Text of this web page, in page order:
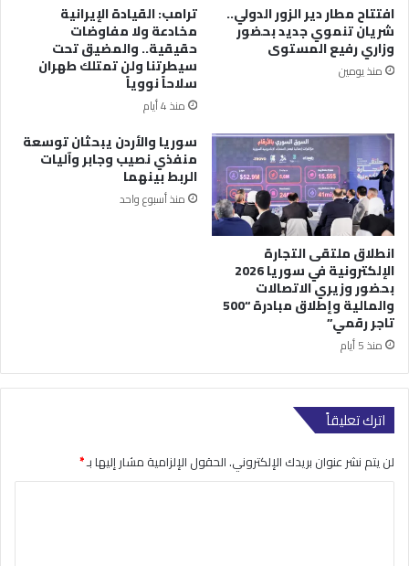
افتتاح مطار دير الزور الدولي..
شريان تنموي جديد بحضور
وزاري رفيع المستوى
منذ يومين
ترامب: القيادة الإيرانية
مخادعة ولا مفاوضات
حقيقية.. والمضيق تحت
سيطرتنا ولن تمتلك طهران
سلاحاً نووياً
منذ 4 أيام
انطلاق ملتقى التجارة
الإلكترونية في سوريا 2026
بحضور وزيري الاتصالات
والمالية وإطلاق مبادرة “500
تاجر رقمي”
منذ 5 أيام
سوريا والأردن يبحثان توسعة
منفذي نصيب وجابر وآليات
الربط بينهما
منذ أسبوع واحد
اترك تعليقاً
لن يتم نشر عنوان بريدك الإلكتروني.الحقول الإلزامية مشار إليها بـ*